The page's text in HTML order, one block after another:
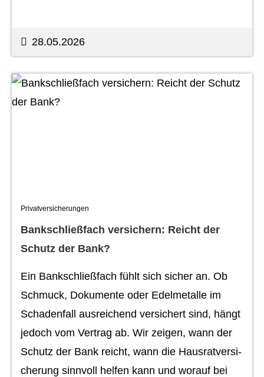
28.05.2026
Privatversicherungen
Bankschließfach ver­sichern: Reicht der
Schutz der Bank?
Ein Bankschließfach fühlt sich sicher an. Ob
Schmuck, Dokumente oder Edelmetalle im
Schadenfall ausreichend versichert sind, hängt
jedoch vom Vertrag ab. Wir zeigen, wann der
Schutz der Bank reicht, wann die Haus­rat­ver­si­
che­rung sinnvoll helfen kann und worauf bei